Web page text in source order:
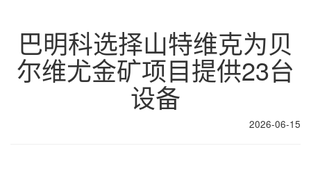
巴明科选择山特维克为贝
尔维尤金矿项目提供23台
设备
2026-06-15